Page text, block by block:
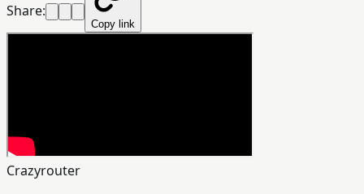
Share:
Copy link
Crazyrouter